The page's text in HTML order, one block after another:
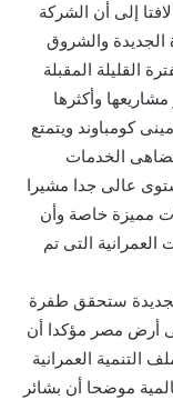
إلى أن الشركة
الجديدة والشروق
القليلة المقبلة
وأكثرها
كومباوند ويتمتع
الخدمات
عالى جدا مشيرا
مميزة خاصة وأن
التى تم
ستحقق طفرة
أرض مصر مؤكدا أن
التنمية العمرانية
موضحا أن بشائر